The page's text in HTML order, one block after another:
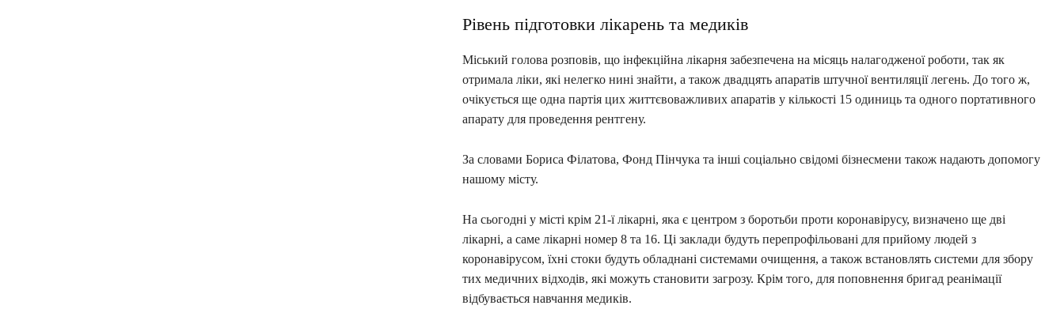
Рівень підготовки лікарень та медиків
Міський голова розповів, що інфекційна лікарня забезпечена на місяць налагодженої роботи, так як
отримала ліки, які нелегко нині знайти, а також двадцять апаратів штучної вентиляції легень. До того ж,
очікується ще одна партія цих життєвоважливих апаратів у кількості 15 одиниць та одного портативного
апарату для проведення рентгену.
За словами Бориса Філатова, Фонд Пінчука та інші соціально свідомі бізнесмени також надають допомогу
нашому місту.
На сьогодні у місті крім 21-ї лікарні, яка є центром з боротьби проти коронавірусу, визначено ще дві
лікарні, а саме лікарні номер 8 та 16. Ці заклади будуть перепрофільовані для прийому людей з
коронавірусом, їхні стоки будуть обладнані системами очищення, а також встановлять системи для збору
тих медичних відходів, які можуть становити загрозу. Крім того, для поповнення бригад реанімації
відбувається навчання медиків.